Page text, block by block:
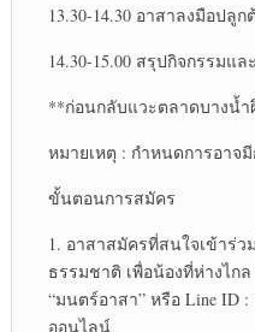
13.30-14.30 อาสาลงมือปลูก
14.30-15.00 สรุปกิจกรรมแ
**ก่อนกลับแวะตลาดบางน้
หมายเหตุ : กำหนดการอาจ
ขั้นตอนการสมัคร
1. อาสาสมัครที่สนใจเข้าร่ว
ธรรมชาติ เพื่อน้องที่ห่างไก
“มนตร์อาสา” หรือ Line ID :
ออนไลน์